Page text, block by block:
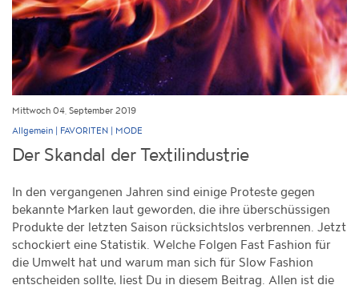
Mittwoch 04, September 2019
Allgemein | FAVORITEN | MODE
Der Skandal der Textilindustrie
In den vergangenen Jahren sind einige Proteste gegen
bekannte Marken laut geworden, die ihre überschüssigen
Produkte der letzten Saison rücksichtslos verbrennen. Jetzt
schockiert eine Statistik. Welche Folgen Fast Fashion für
die Umwelt hat und warum man sich für Slow Fashion
entscheiden sollte, liest Du in diesem Beitrag. Allen ist die